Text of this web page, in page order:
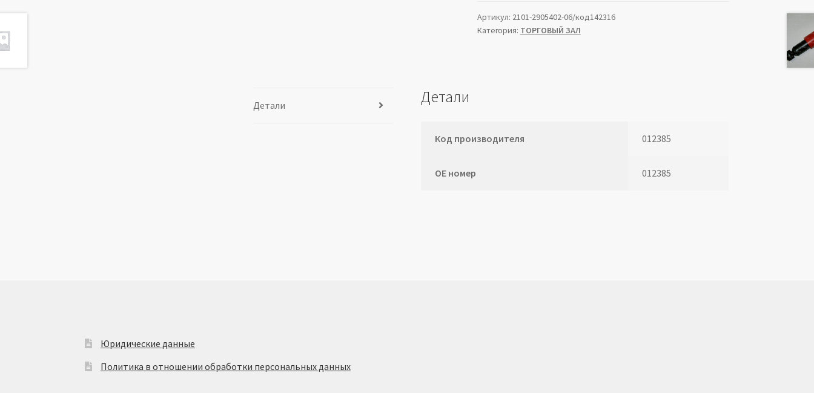
Артикул: 2101-2905402-06/код142316
Категория: ТОРГОВЫЙ ЗАЛ
Детали Детали
Код производителя 012385
ОЕ номер 012385
Юридические данные
Политика в отношении обработки персональных данных